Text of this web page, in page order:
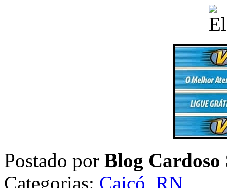
Postado por Blog Cardoso
Categorias: Caicó, RN